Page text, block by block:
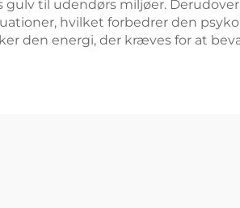
gulv til udendørs miljøer.
hvilket forbedrer den
den energi, der kræves for at